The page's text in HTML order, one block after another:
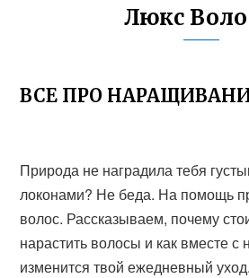
Люкс
ВСЕ ПРО
Природа не наградила тебя
локонами? Не беда. На помощь
волос. Рассказываем, почему
нарастить волосы и как вместе с
изменится твой ежедневный